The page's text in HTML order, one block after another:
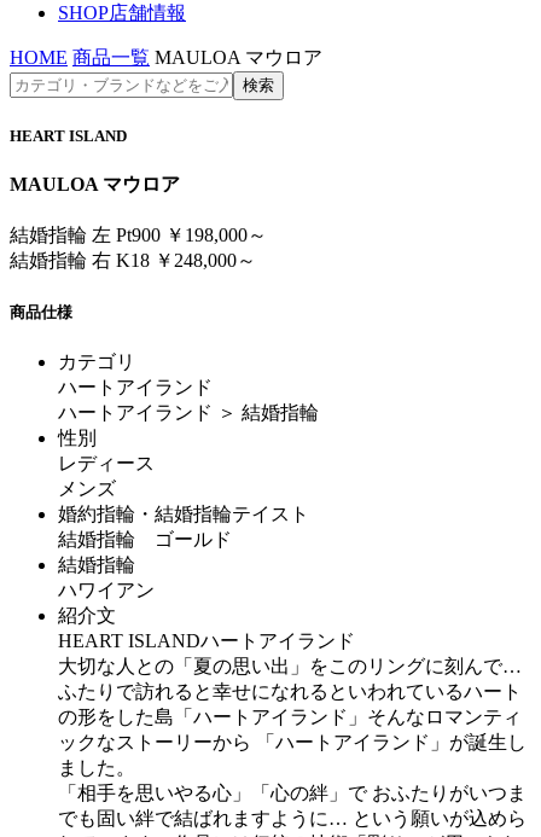
SHOP店舗情報
HOME 商品一覧 MAULOA マウロア
HEART ISLAND
MAULOA マウロア
結婚指輪 左 Pt900 ￥198,000～
結婚指輪 右 K18 ￥248,000～
商品仕様
カテゴリ
ハートアイランド
ハートアイランド ＞ 結婚指輪
性別
レディース
メンズ
婚約指輪・結婚指輪テイスト
結婚指輪 ゴールド
結婚指輪
ハワイアン
紹介文
HEART ISLANDハートアイランド
大切な人との「夏の思い出」をこのリングに刻んで…
ふたりで訪れると幸せになれるといわれているハート
の形をした島「ハートアイランド」そんなロマンティ
ックなストーリーから 「ハートアイランド」が誕生し
ました。
「相手を思いやる心」「心の絆」で おふたりがいつま
でも固い絆で結ばれますように… という願いが込めら